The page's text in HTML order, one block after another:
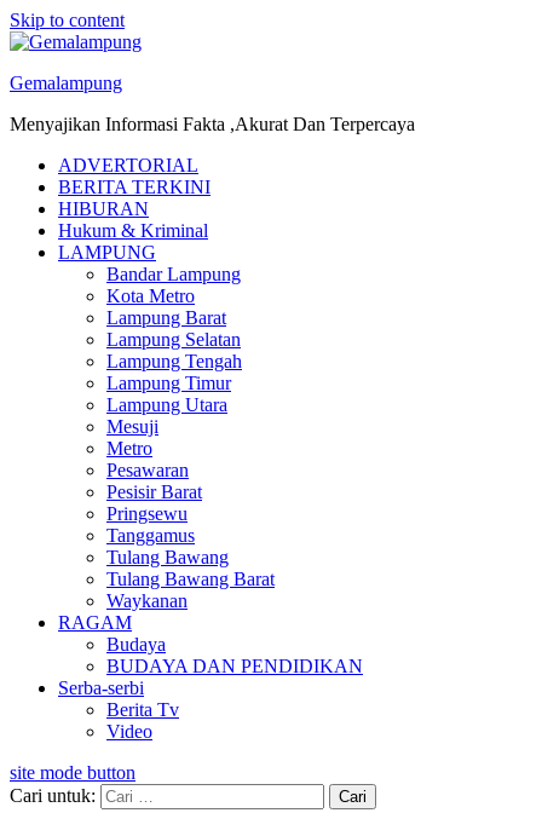
Skip to content
Gemalampung
Menyajikan Informasi Fakta ,Akurat Dan Terpercaya
ADVERTORIAL
BERITA TERKINI
HIBURAN
Hukum & Kriminal
LAMPUNG
Bandar Lampung
Kota Metro
Lampung Barat
Lampung Selatan
Lampung Tengah
Lampung Timur
Lampung Utara
Mesuji
Metro
Pesawaran
Pesisir Barat
Pringsewu
Tanggamus
Tulang Bawang
Tulang Bawang Barat
Waykanan
RAGAM
Budaya
BUDAYA DAN PENDIDIKAN
Serba-serbi
Berita Tv
Video
site mode button
Cari untuk: